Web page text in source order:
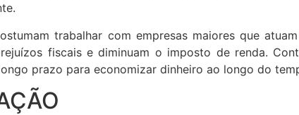
trabalhar com empresas maiores que
fiscais e diminuam o imposto de renda.
prazo para economizar dinheiro ao longo do